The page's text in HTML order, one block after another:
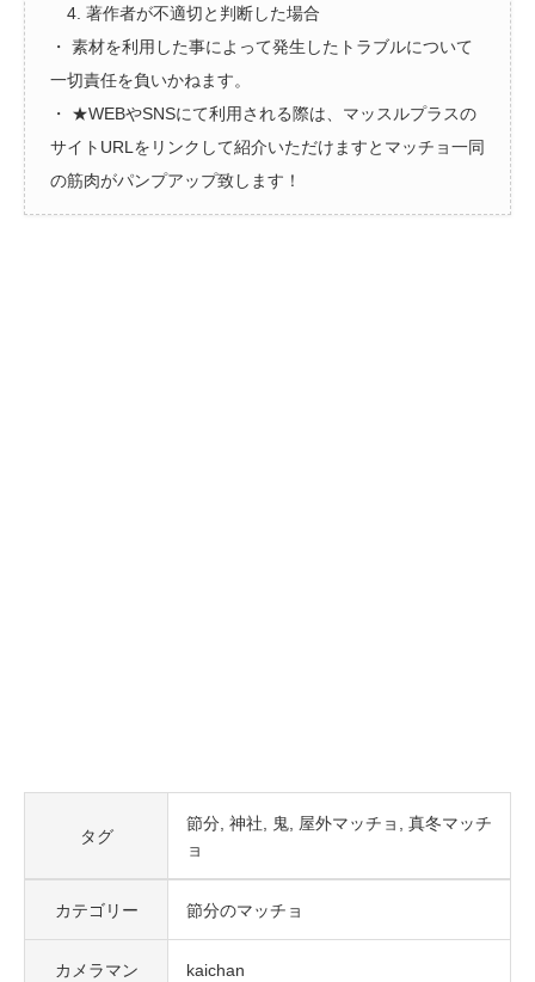
4. 著作者が不適切と判断した場合
・ 素材を利用した事によって発生したトラブルについて
一切責任を負いかねます。
・ ★WEBやSNSにて利用される際は、マッスルプラスの
サイトURLをリンクして紹介いただけますとマッチョ一同
の筋肉がパンプアップ致します！
タグ
節分 神社 鬼 屋外マッチョ
真冬マッチ
ョ
カテゴリー 節分のマッチョ
カメラマン kaichan